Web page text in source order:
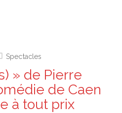
Spectacles
» de Pierre
de Caen
à tout prix